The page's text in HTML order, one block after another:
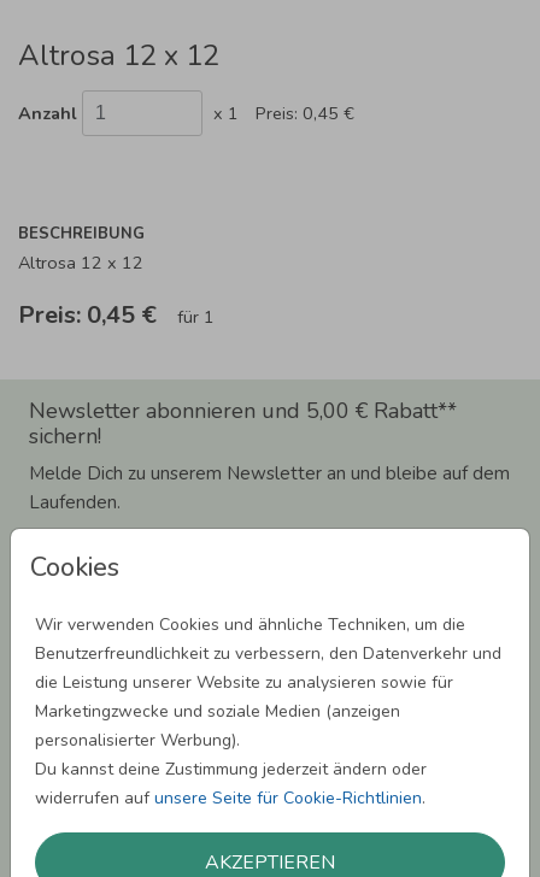
Cookies
Wir verwenden Cookies und ähnliche Techniken, um die
Benutzerfreundlichkeit zu verbessern, den Datenverkehr und
die Leistung unserer Website zu analysieren sowie für
Marketingzwecke und soziale Medien (anzeigen
personalisierter Werbung).
Du kannst deine Zustimmung jederzeit ändern oder
widerrufen aufunsere Seite für Cookie-Richtlinien.
AKZEPTIEREN
Altrosa 12 x 12
Anzahl x 1 Preis: 0,45 €
BESCHREIBUNG
Altrosa 12 x 12
Preis: 0,45 € für 1
Newsletter abonnieren und 5,00 € Rabatt**
sichern!
Melde Dich zu unserem Newsletter an und bleibe auf dem
Laufenden.
Einwilligung zur Datennutzung für Marketingzwecke: Hiermit willigst Du ein,
dass wir Dich mit neuesten Informationen aus unserem Angebot informieren
können. Dies umfasst den Versand unseres Newsletters. Zudem können wir Dir
Produktinformationen zu Deinen Interessen auf anderen Plattformen wie
Facebook und Google anzeigen. Um Dir diesen Service anbieten zu können,
nutzen wir Deine personenbezogenen Daten und teilen diese auch mit Dritten,
wenn erforderlich. Du kannst diese Einwilligung jederzeit widerrufen. Weitere
Informationen erhätst Du in unserer Datenschutzerklärung.
ANMELDEN